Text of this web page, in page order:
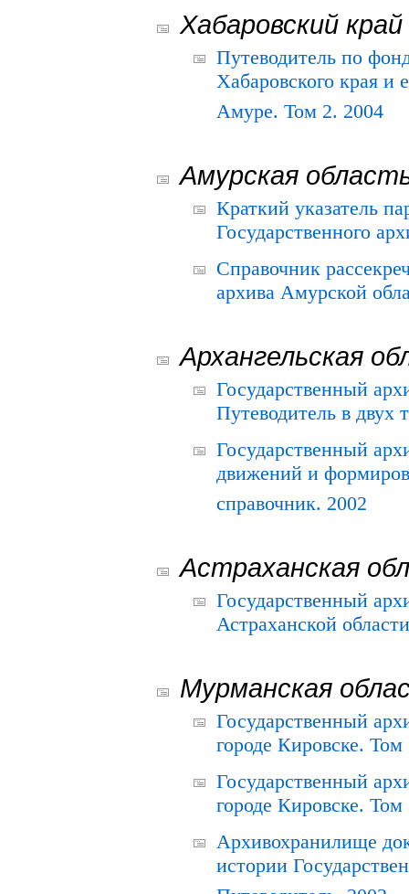
Хабаровский край
Путеводитель по
Хабаровского края и
Амуре. Том 2. 2004
Амурская
Краткий указатель
Государственного
Справочник
архива Амурской
Архангельская
Государственный
Путеводитель в двух
Государственный
движений и
справочник. 2002
Астраханская
Государственный
Астраханской
Мурманская
Государственный
городе Кировске.
Государственный
городе Кировске.
Архивохранилище
истории